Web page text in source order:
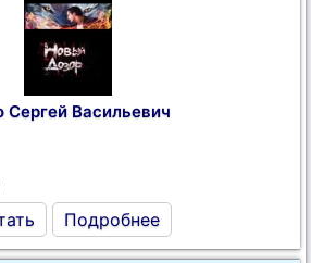
Сергей Васильевич
Подробнее